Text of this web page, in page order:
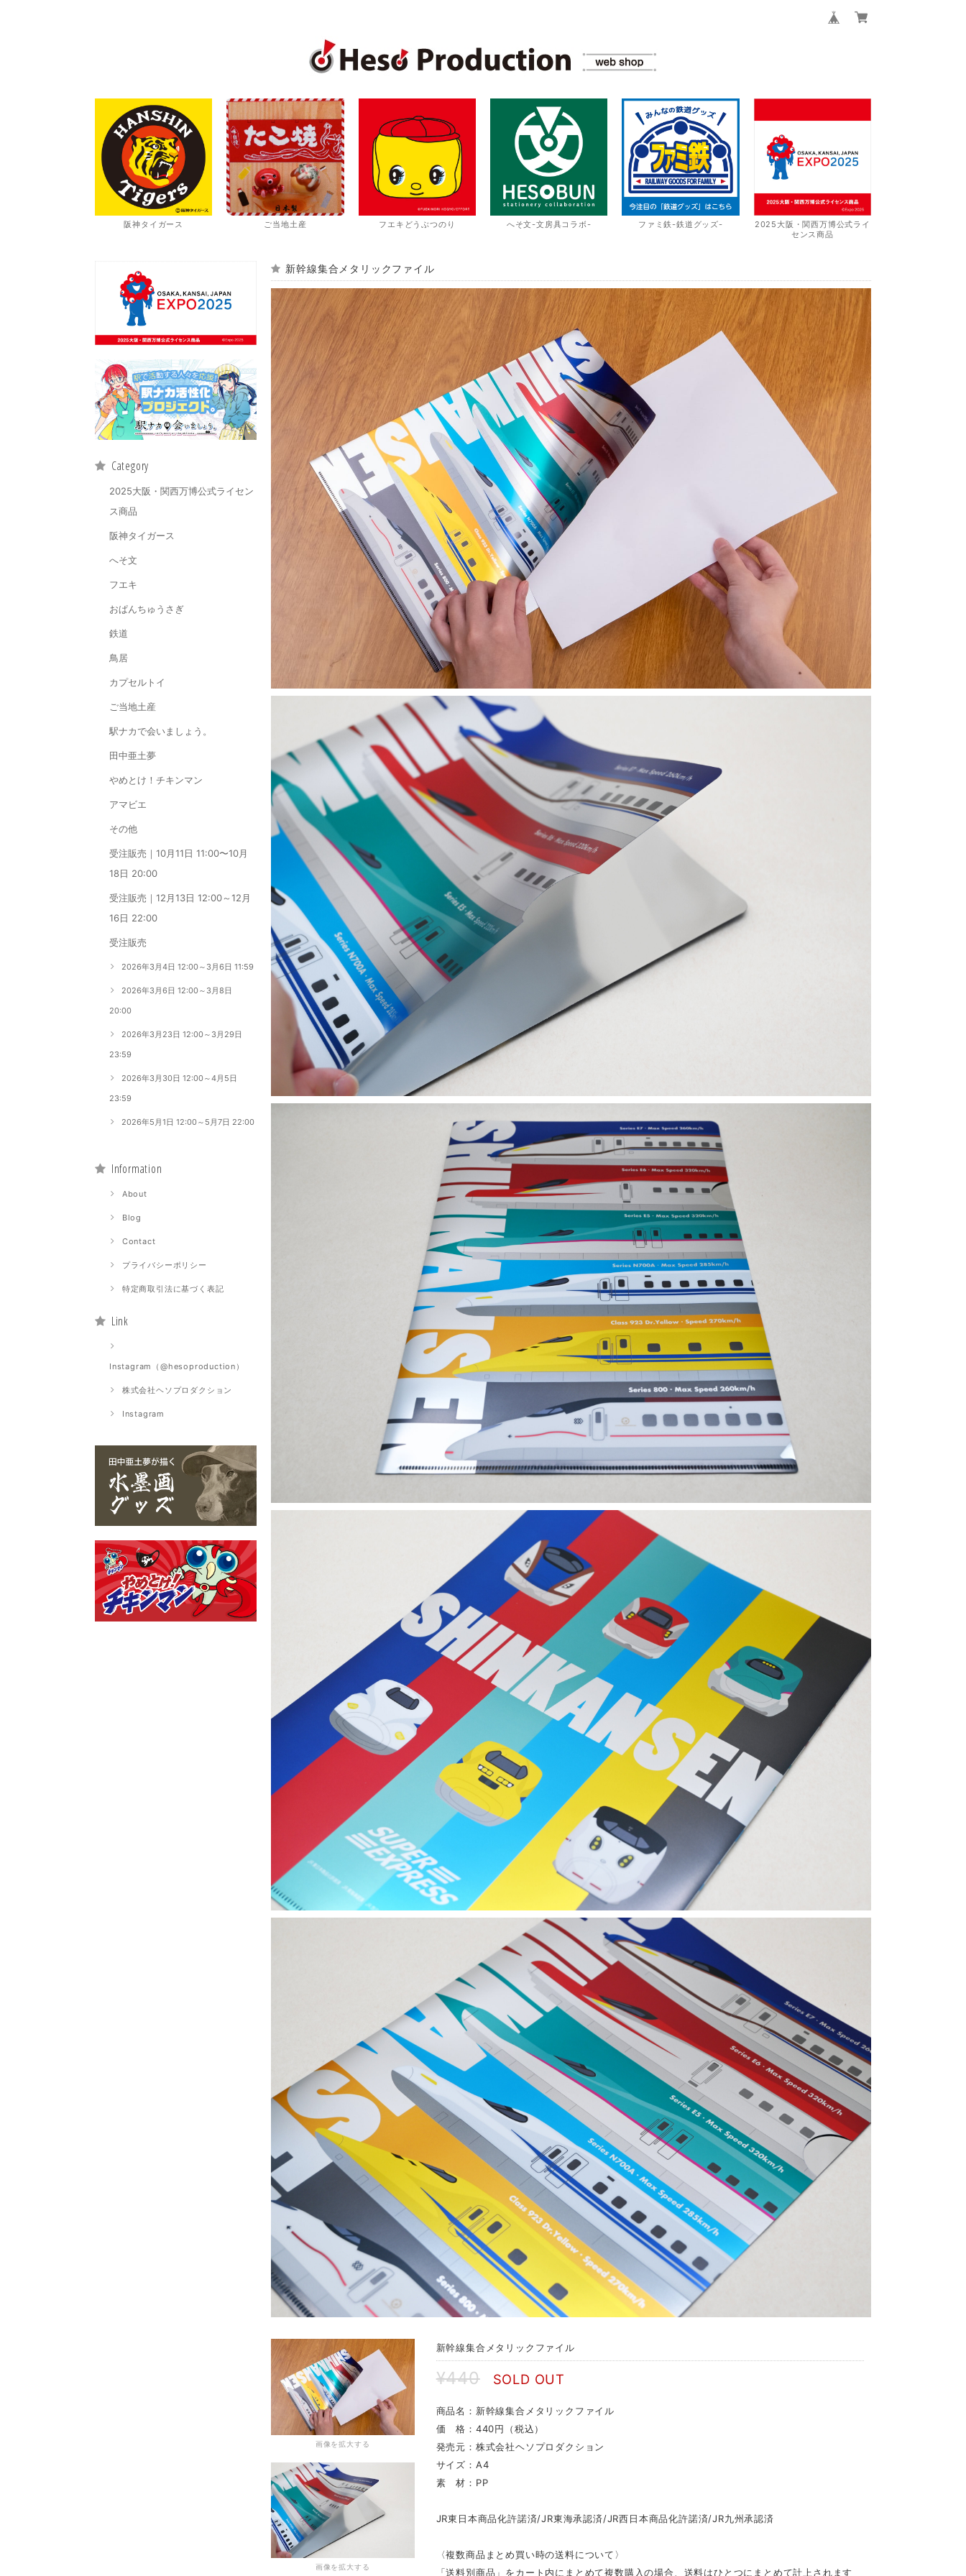
阪神タイガース ご当地土産 フエキどうぶつのり へそ文-文房具コラボ- ファミ鉄-鉄道グッズ-
2025大阪・関西万博公式ライ
センス商品
Category
2025大阪・関西万博公式ライセン
ス商品
阪神タイガース
へそ文
フエキ
おぱんちゅうさぎ
鉄道
鳥居
カプセルトイ
ご当地土産
駅ナカで会いましょう。
田中亜土夢
やめとけ！チキンマン
アマビエ
その他
受注販売｜10月11日 11:00〜10月
18日 20:00
受注販売｜12月13日 12:00～12月
16日 22:00
受注販売
2026年3月4日 12:00～3月6日 11:59
2026年3月6日 12:00～3月8日
20:00
2026年3月23日 12:00～3月29日
23:59
2026年3月30日 12:00～4月5日
23:59
2026年5月1日 12:00～5月7日 22:00
Information
About
Blog
Contact
プライバシーポリシー
特定商取引法に基づく表記
Link
Instagram（@hesoproduction）
株式会社ヘソプロダクション
Instagram
新幹線集合メタリックファイル
画像を拡大する
画像を拡大する
新幹線集合メタリックファイル
¥440 SOLD OUT
商品名：新幹線集合メタリックファイル
価 格：440円（税込）
発売元：株式会社ヘソプロダクション
サイズ：A4
素 材：PP
JR東日本商品化許諾済/JR東海承認済/JR西日本商品化許諾済/JR九州承認済
〈複数商品まとめ買い時の送料について〉
「送料別商品」をカート内にまとめて複数購入の場合、送料はひとつにまとめて計上されます